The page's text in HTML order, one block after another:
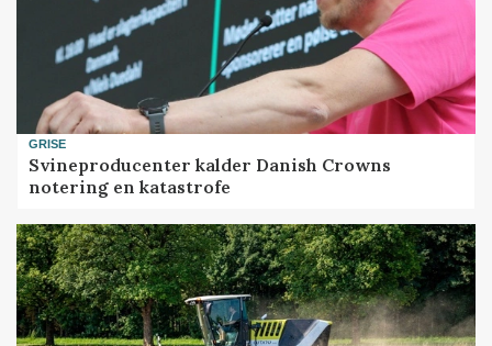
GRISE
Svineproducenter kalder Danish Crowns
notering en katastrofe